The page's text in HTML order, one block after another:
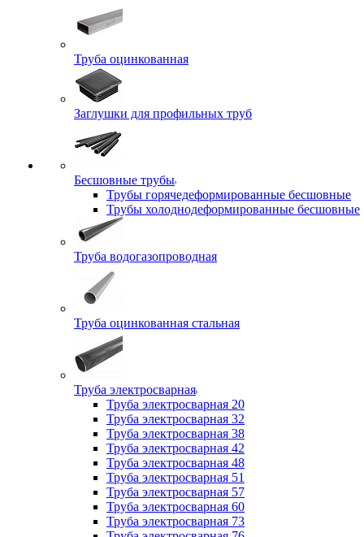
Труба оцинкованная
Заглушки для профильных труб
Бесшовные трубы
Трубы горячедеформированные бесшовные
Трубы холоднодеформированные бесшовные
Труба водогазопроводная
Труба оцинкованная стальная
Труба электросварная
Труба электросварная 20
Труба электросварная 32
Труба электросварная 38
Труба электросварная 42
Труба электросварная 48
Труба электросварная 51
Труба электросварная 57
Труба электросварная 60
Труба электросварная 73